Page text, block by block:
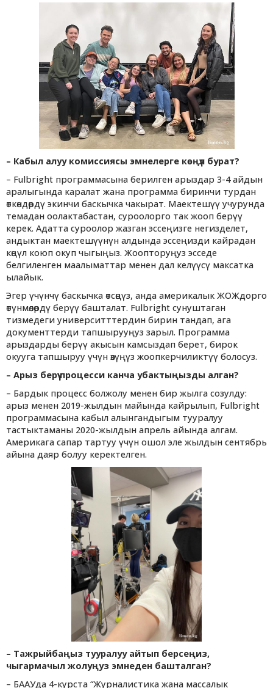
– Кабыл алуу комиссиясы эмнелерге көңүл бурат?
– Fulbright программасына берилген арыздар 3-4 айдын
аралыгында каралат жана программа биринчи турдан
өткөндөрдү экинчи баскычка чакырат. Маектешүү учурунда
темадан оолактабастан, суроолорго так жооп берүү
керек. Адатта суроолор жазган эссеңизге негизделет,
андыктан маектешүүнүн алдында эссеңизди кайрадан
көңүл коюп окуп чыгыңыз. Жоопторуңуз эсседе
белгиленген маалыматтар менен дал келүүсү максатка
ылайык.
Эгер үчүнчү баскычка өтсөңүз, анда америкалык ЖОЖдорго
өтүнмөлөрдү берүү башталат. Fulbright сунуштаган
тизмедеги университттердин бирин тандап, ага
документтерди тапшырууңуз зарыл. Программа
арыздарды берүү акысын камсыздап берет, бирок
окууга тапшыруу үчүн өзүңүз жоопкерчиликтүү болосуз.
– Арыз берүү процесси канча убактыңызды алган?
– Бардык процесс болжолу менен бир жылга созулду:
арыз менен 2019-жылдын майында кайрылып, Fulbright
программасына кабыл алынгандыгым тууралуу
тастыктаманы 2020-жылдын апрель айында алгам.
Америкага сапар тартуу үчүн ошол эле жылдын сентябрь
айына даяр болуу керектелген.
– Тажрыйбаңыз тууралуу айтып берсеңиз,
чыгармачыл жолуңуз эмнеден башталган?
– БААУда 4-курста “Журналистика жана массалык